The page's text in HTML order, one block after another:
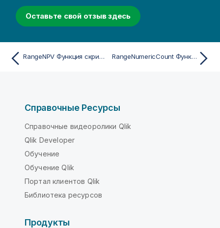
Оставьте свой отзыв здесь
RangeNPV Функция скрипта и диаграммы RangeNumericCount Функция скрипта и диаграммы
Справочные Ресурсы
Справочные видеоролики Qlik
Qlik Developer
Обучение
Обучение Qlik
Портал клиентов Qlik
Библиотека ресурсов
Продукты